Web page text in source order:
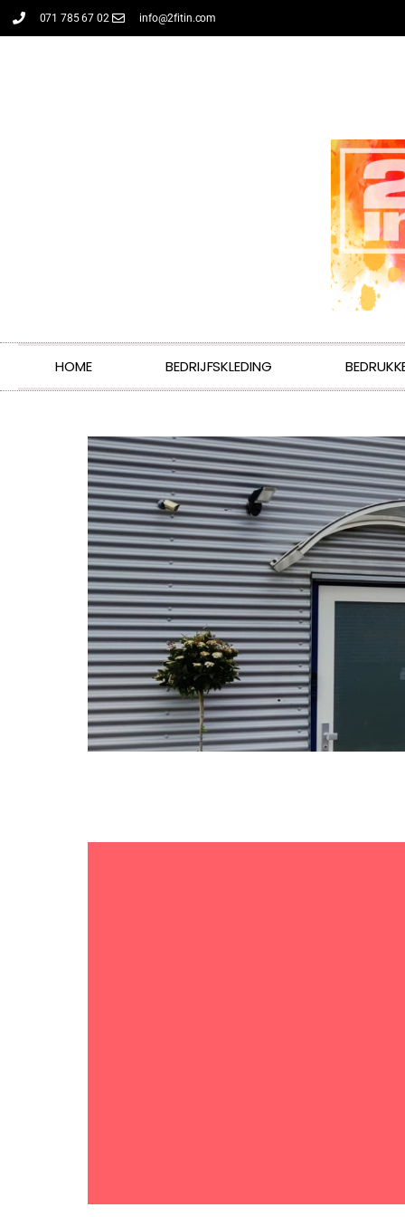
071 785 67 02 info@2fitin.com
HOME BEDRIJFSKLEDING